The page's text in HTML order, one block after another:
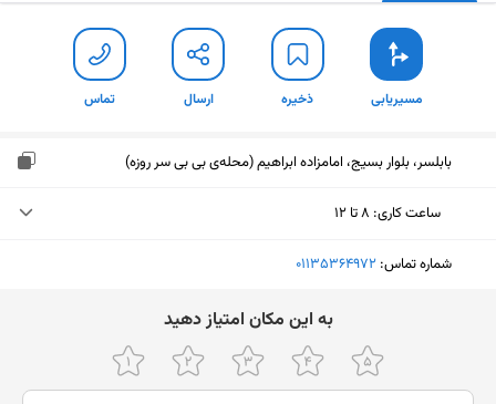
مسیریابی ذخیره ارسال تماس
بابلسر، بلوار بسیج، امامزاده ابراهیم (محله‌ی بی بی سر روزه)
ساعت کاری: ۸ تا ۱۲
یکشنبه (امروز)
چهارشنبه
۸ تا ۱۲
شماره تماس: ‎01135364972
ﺑﻪ اﯾﻦ ﻣﮑﺎن اﻣﺘﯿﺎز دﻫﯿﺪ